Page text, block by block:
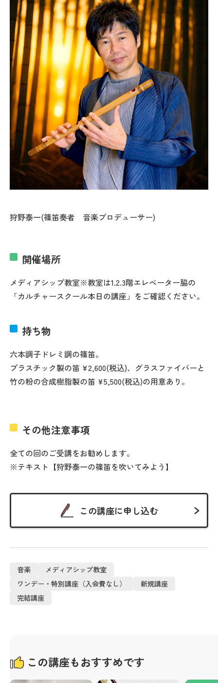
狩野泰一(篠笛奏者 音楽プロデューサー)
開催場所
メディアシップ教室※教室は1.2.3階エレベーター脇の
「カルチャースクール本日の講座」をご確認ください。
持ち物
六本調子ドレミ調の篠笛。
プラスチック製の笛 ¥2,600(税込)、グラスファイバーと
竹の粉の合成樹脂製の笛 ¥5,500(税込)の用意あり。
その他注意事項
全ての回のご受講をお勧めします。
※テキスト【狩野泰一の篠笛を吹いてみよう】
この講座に申し込む
音楽
メディアシップ教室
ワンデー・特別講座（入会費なし）
新規講座
完結講座
この講座もおすすめです